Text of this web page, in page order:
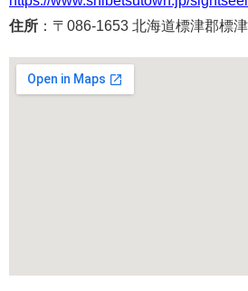
住所 ：〒086-1653 北海道標津郡標